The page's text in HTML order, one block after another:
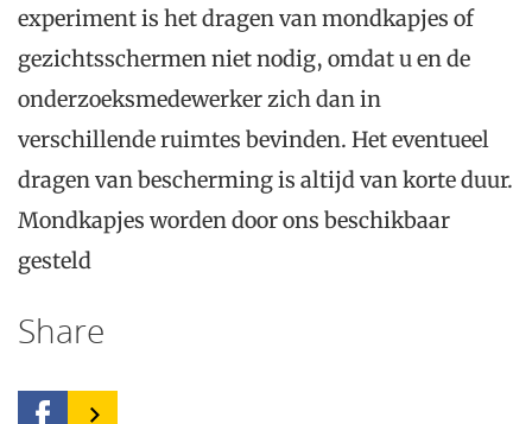
experiment is het dragen van mondkapjes of
gezichtsschermen niet nodig, omdat u en de
onderzoeksmedewerker zich dan in
verschillende ruimtes bevinden. Het eventueel
dragen van bescherming is altijd van korte duur.
Mondkapjes worden door ons beschikbaar
gesteld
Share